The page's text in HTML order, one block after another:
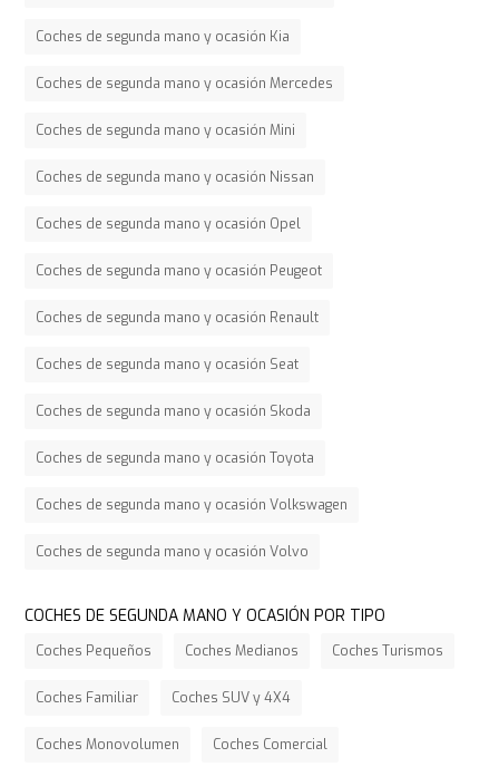
Coches de segunda mano y ocasión Kia
Coches de segunda mano y ocasión Mercedes
Coches de segunda mano y ocasión Mini
Coches de segunda mano y ocasión Nissan
Coches de segunda mano y ocasión Opel
Coches de segunda mano y ocasión Peugeot
Coches de segunda mano y ocasión Renault
Coches de segunda mano y ocasión Seat
Coches de segunda mano y ocasión Skoda
Coches de segunda mano y ocasión Toyota
Coches de segunda mano y ocasión Volkswagen
Coches de segunda mano y ocasión Volvo
COCHES DE SEGUNDA MANO Y OCASIÓN POR TIPO
Coches Pequeños Coches Medianos Coches Turismos
Coches Familiar Coches SUV y 4X4
Coches Monovolumen Coches Comercial